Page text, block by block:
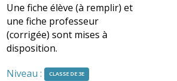
Une fiche élève (à remplir) et
une fiche professeur
(corrigée) sont mises à
disposition.
Niveau :
CLASSE DE 3E